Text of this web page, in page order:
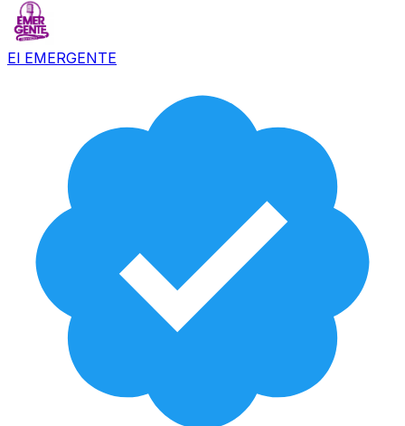
El EMERGENTE